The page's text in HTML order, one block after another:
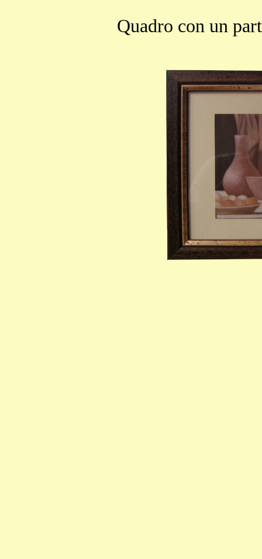
Quadro con un